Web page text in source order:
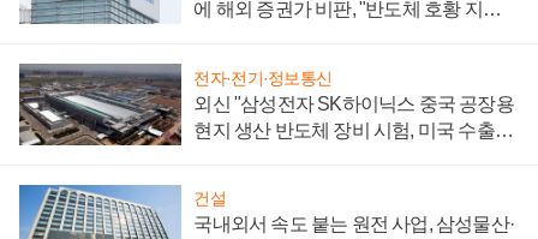
에 해외 증권가 비판, "반도체 호황 지속
전자·전기·정보통신
외신 "삼성전자 SK하이닉스 중국 공장용
현지 생산 반도체 장비 시험, 미국 수출통
건설
국내외서 속도 붙는 원전 사업, 삼성물산·